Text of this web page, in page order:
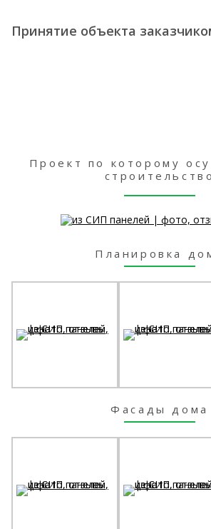
Принятие объекта
Проект по которому
строительство
Планировка
Фасады дома